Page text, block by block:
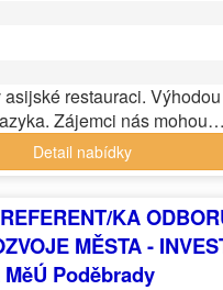
restauraci.
Zájemci nás mohou…
Detail nabídky
KA
MĚSTA -
Poděbrady